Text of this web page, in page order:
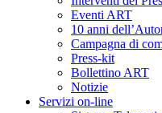
Eventi ART
10 anni
Campagna di
Press-kit
Bollettino ART
Notizie
Servizi on-line